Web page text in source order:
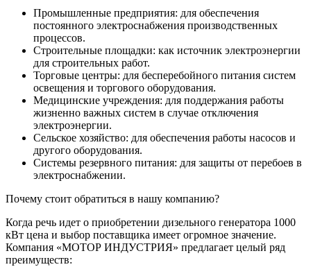
Промышленные предприятия: для обеспечения
постоянного электроснабжения производственных
процессов.
Строительные площадки: как источник электроэнергии
для строительных работ.
Торговые центры: для бесперебойного питания систем
освещения и торгового оборудования.
Медицинские учреждения: для поддержания работы
жизненно важных систем в случае отключения
электроэнергии.
Сельское хозяйство: для обеспечения работы насосов и
другого оборудования.
Системы резервного питания: для защиты от перебоев в
электроснабжении.
Почему стоит обратиться в нашу компанию?
Когда речь идет о приобретении дизельного генератора 1000
кВт цена и выбор поставщика имеет огромное значение.
Компания «МОТОР ИНДУСТРИЯ» предлагает целый ряд
преимуществ: